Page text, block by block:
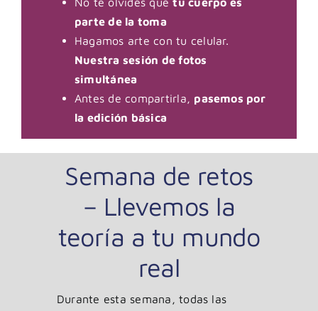
parte de la toma
Hagamos arte con tu celular.
Nuestra sesión de fotos
simultánea
Antes de compartirla, pasemos por
la edición básica
Semana de retos
– Llevemos la
teoría a tu mundo
real
Durante esta semana, todas las